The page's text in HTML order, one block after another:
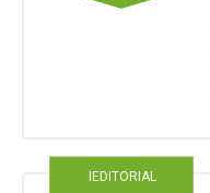
IEDITORIAL